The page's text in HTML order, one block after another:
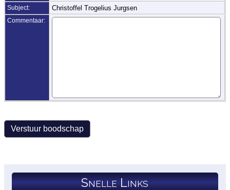
Subject:
Christoffel Trogelius Jurgsen
Commentaar:
Snelle Links